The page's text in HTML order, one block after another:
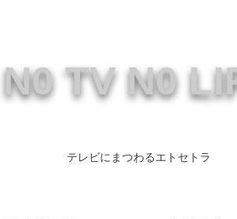
N0 TV N0
テレビにまつわるエトセトラ